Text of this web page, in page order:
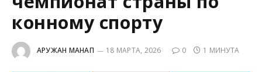
конному спорту
АРУЖАН МАНАП 18 МАРТА, 2026 0 1 МИНУТА